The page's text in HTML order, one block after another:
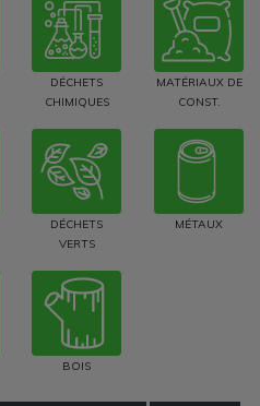
DÉCHETS
CHIMIQUES
MATÉRIAUX DE
CONST.
DÉCHETS
VERTS
MÉTAUX
BOIS